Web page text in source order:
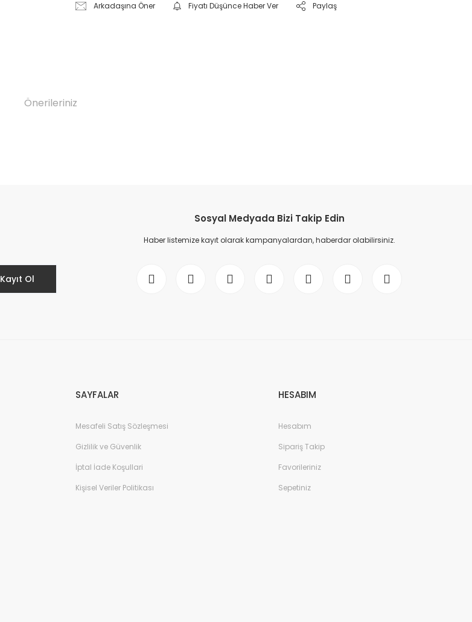
Arkadaşına Öner Fiyatı Düşünce Haber Ver Paylaş
Önerileriniz
Kayıt Ol
Sosyal Medyada Bizi Takip Edin
Haber listemize kayıt olarak kampanyalardan, haberdar olabilirsiniz.
SAYFALAR
Mesafeli Satış Sözleşmesi
Gizlilik ve Güvenlik
İptal İade Koşullari
Kişisel Veriler Politikası
HESABIM
Hesabım
Sipariş Takip
Favorileriniz
Sepetiniz